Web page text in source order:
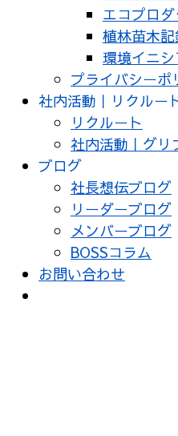
エコプロ
植林苗木記
環境イニ
プライバシーポ
社内活動｜リクルー
リクルート
社内活動｜グリ
ブログ
社長想伝ブログ
リーダーブログ
メンバーブログ
BOSSコラム
お問い合わせ